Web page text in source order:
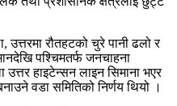
उत्तरमा रौतहटको चुरे पानी ढलो र
पश्चिमतर्फ जनचाहना
हाइटेन्सन लाइन सिमाना भएर
वडा समितिको निर्णय थियो ।